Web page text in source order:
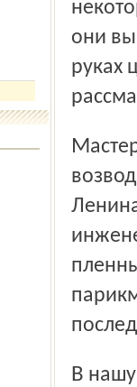
они
руках
Мастеровых людей в лагерях было не счесть. Это они
В нашу область попали в основном те, кто оказался в